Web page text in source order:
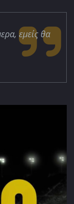
εμείς θα